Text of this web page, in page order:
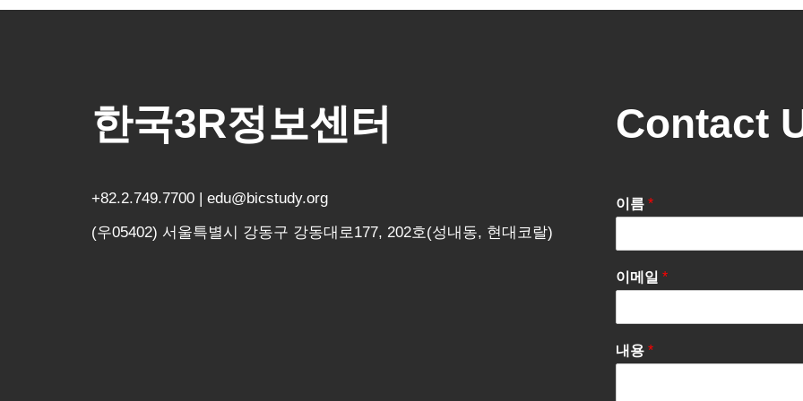
한국3R정보센터
+82.2.749.7700 | edu@bicstudy.org
(우05402) 서울특별시 강동구 강동대로177, 202호(성내동, 현대코랄)
Contact
이름 *
이메일 *
내용 *